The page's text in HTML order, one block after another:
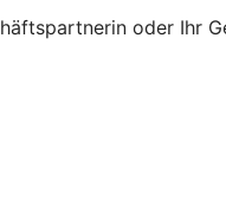
oder Ihr